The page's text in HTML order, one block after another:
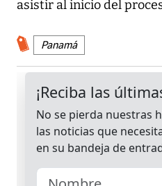
asistir al inicio del
Panamá